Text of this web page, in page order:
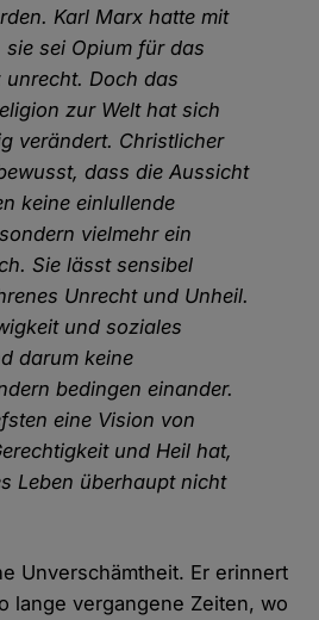
Karl Marx hatte mit
sie sei Opium für das
Doch das
zur Welt hat sich
verändert. Christlicher
dass die Aussicht
keine einlullende
vielmehr ein
Sie lässt sensibel
Unrecht und Unheil.
und soziales
darum keine
bedingen einander.
eine Vision von
und Heil hat,
Leben überhaupt nicht
Unverschämtheit. Er erinnert
lange vergangene Zeiten, wo